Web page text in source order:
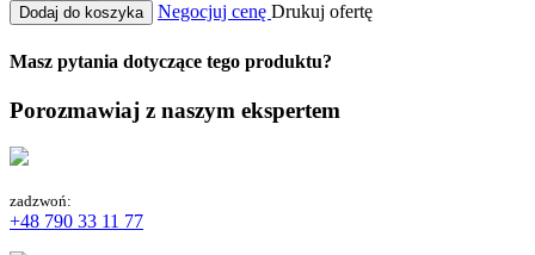
Dodaj do koszyka Negocjuj cenę Drukuj ofertę
Masz pytania dotyczące tego produktu?
Porozmawiaj z naszym ekspertem
zadzwoń:
+48 790 33 11 77